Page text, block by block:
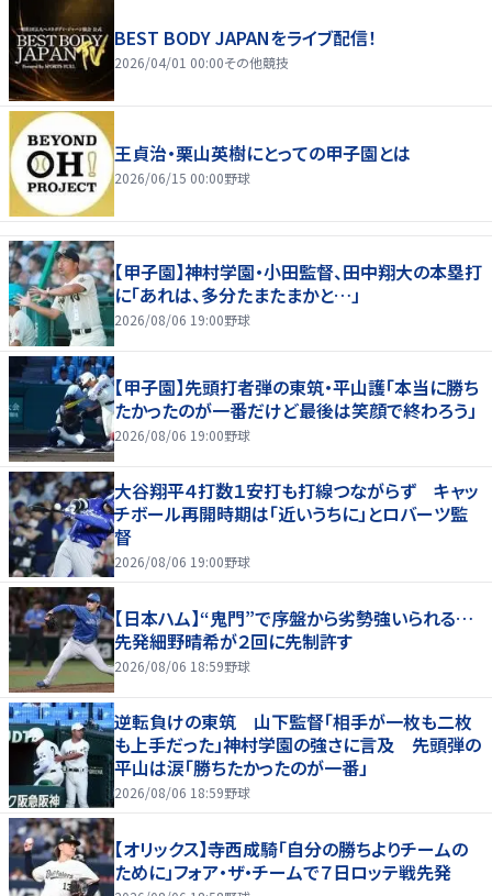
BEST BODY JAPANをライブ配信！
2026/04/01 00:00その他競技
王貞治・栗山英樹にとっての甲子園とは
2026/06/15 00:00野球
【甲子園】神村学園・小田監督、田中翔大の本塁打
に「あれは、多分たまたまかと…」
2026/08/06 19:00野球
【甲子園】先頭打者弾の東筑・平山護「本当に勝ち
たかったのが一番だけど最後は笑顔で終わろう」
2026/08/06 19:00野球
大谷翔平４打数１安打も打線つながらず キャッ
チボール再開時期は「近いうちに」とロバーツ監
督
2026/08/06 19:00野球
【日本ハム】“鬼門”で序盤から劣勢強いられる…
先発細野晴希が２回に先制許す
2026/08/06 18:59野球
逆転負けの東筑 山下監督「相手が一枚も二枚
も上手だった」神村学園の強さに言及 先頭弾の
平山は涙「勝ちたかったのが一番」
2026/08/06 18:59野球
【オリックス】寺西成騎「自分の勝ちよりチームの
ために」フォア・ザ・チームで７日ロッテ戦先発